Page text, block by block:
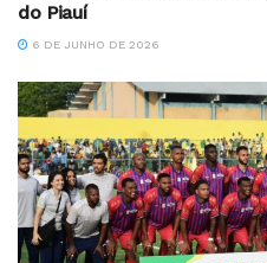
do Piauí
6 DE JUNHO DE 2026